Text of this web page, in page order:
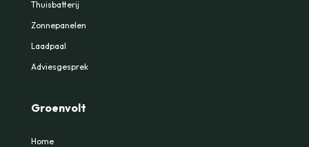
Thuisbatterij
Zonnepanelen
Laadpaal
Adviesgesprek
Groenvolt
Home